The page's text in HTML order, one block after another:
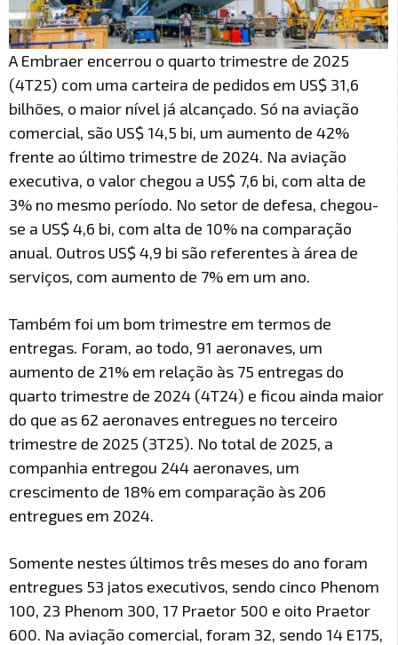
A Embraer encerrou o quarto trimestre de 2025
(4T25) com uma carteira de pedidos em US$ 31,6
bilhões, o maior nível já alcançado. Só na aviação
comercial, são US$ 14,5 bi, um aumento de 42%
frente ao último trimestre de 2024. Na aviação
executiva, o valor chegou a US$ 7,6 bi, com alta de
3% no mesmo período. No setor de defesa, chegou-
se a US$ 4,6 bi, com alta de 10% na comparação
anual. Outros US$ 4,9 bi são referentes à área de
serviços, com aumento de 7% em um ano.
Também foi um bom trimestre em termos de
entregas. Foram, ao todo, 91 aeronaves, um
aumento de 21% em relação às 75 entregas do
quarto trimestre de 2024 (4T24) e ficou ainda maior
do que as 62 aeronaves entregues no terceiro
trimestre de 2025 (3T25). No total de 2025, a
companhia entregou 244 aeronaves, um
crescimento de 18% em comparação às 206
entregues em 2024.
Somente nestes últimos três meses do ano foram
entregues 53 jatos executivos, sendo cinco Phenom
100, 23 Phenom 300, 17 Praetor 500 e oito Praetor
600. Na aviação comercial, foram 32, sendo 14 E175,